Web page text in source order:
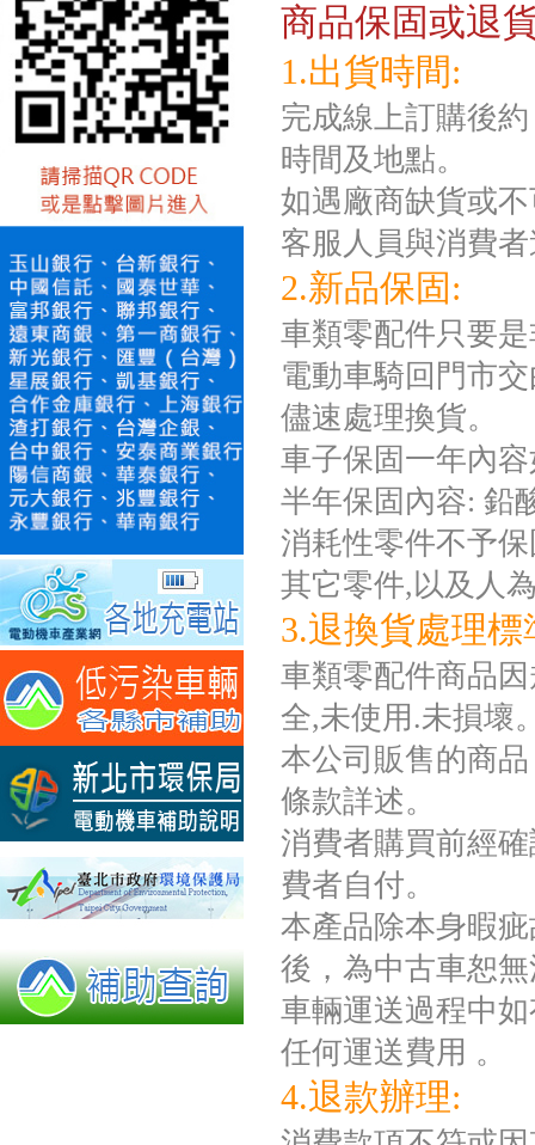
商品保固或退
1.出貨時間:
完成線上訂購後
時間及地點。
如遇廠商缺貨或
客服人員與消費
2.新品保固:
車類零配件只要
電動車騎回門市
儘速處理換貨。
車子保固一年
半年保固內容: 鉛
消耗性零件不予
其它零件,以及人
3.退換貨處理標
車類零配件商品
全,未使用.未損壞
本公司販售的商
條款詳述。
消費者購買前經
費者自付。
本產品除本身暇
後，為中古車恕
車輛運送過程中
任何運送費用 。
4.退款辦理: